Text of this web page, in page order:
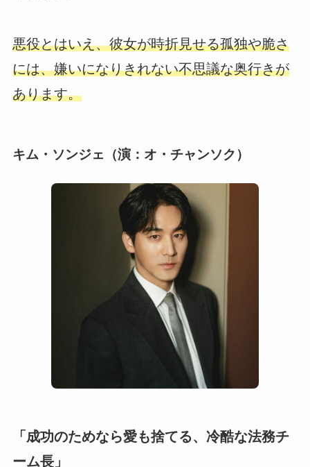
悪役とはいえ、彼女が時折見せる孤独や脆さ
には、嫌いになりきれない不思議な奥行きが
あります。
キム・ソンジェ（演：オ・チャンソク）
「成功のためなら愛も捨てる、冷酷な法務チ
ーム長」